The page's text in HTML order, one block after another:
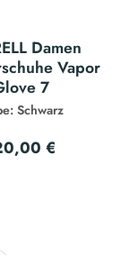
Damen
Vapor
7
Schwarz
€